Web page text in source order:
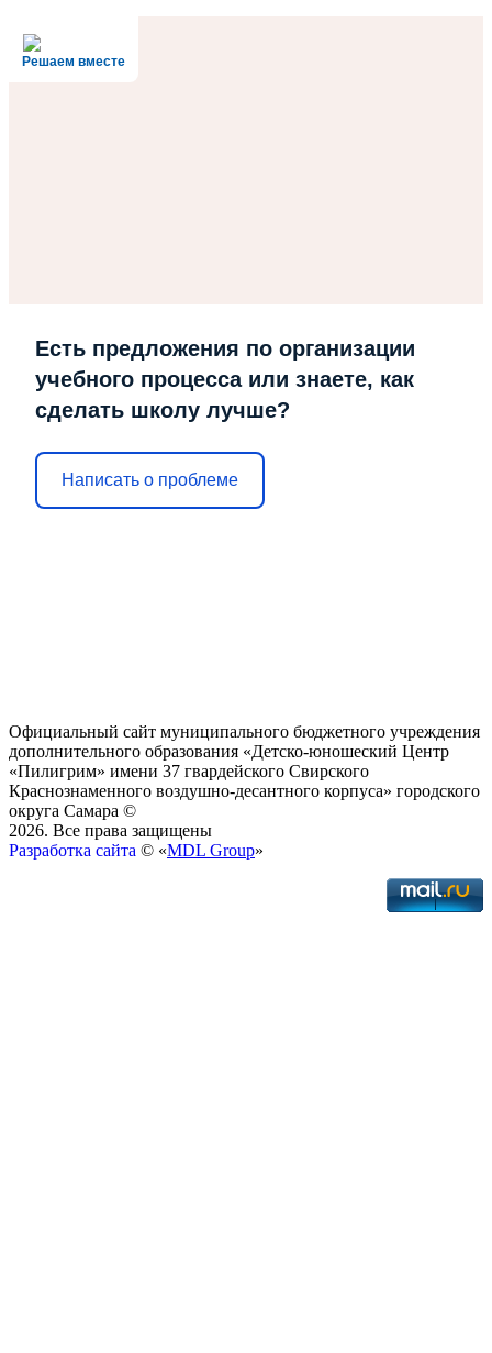
Решаем вместе
Есть предложения по организации
учебного процесса или знаете, как
сделать школу лучше?
Написать о проблеме
Официальный сайт муниципального бюджетного учреждения
дополнительного образования «Детско-юношеский Центр
«Пилигрим» имени 37 гвардейского Свирского
Краснознаменного воздушно-десантного корпуса» городского
округа Самара ©
2026. Все права защищены
Разработка сайта © «MDL Group»